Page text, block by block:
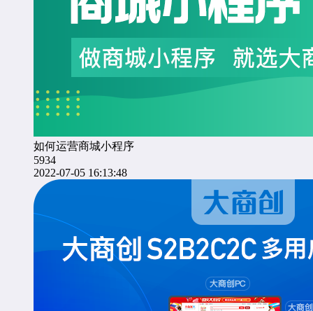
如何运营商城小程序
5934
2022-07-05 16:13:48